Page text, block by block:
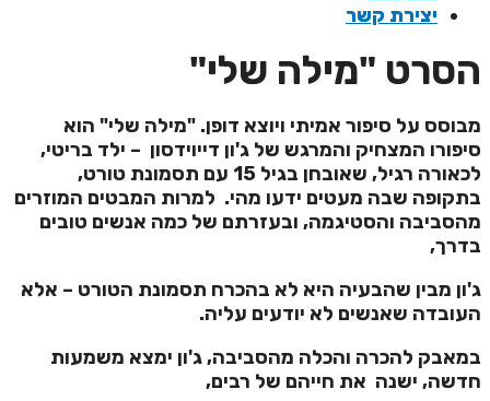
יצירת קשר
"מילה שלי"
על סיפור אמיתי ויוצא דופן. "מילה שלי" הוא
המצחיק והמרגש של ג'ון דייוידסון– ילד בריטי,
לכאורה רגיל, שאובחן בגיל 15 עם תסמונת טורט,
שבה מעטים ידעו מהי. למרות המבטים המוזרים
והסטיגמה, ובעזרתם של כמה אנשים טובים
מבין שהבעיה היא לא בהכרח תסמונת הטורט – אלא
שאנשים לא יודעים עליה.
להכרה והכלה מהסביבה, ג'ון ימצא משמעות
ישנה את חייהם של רבים,